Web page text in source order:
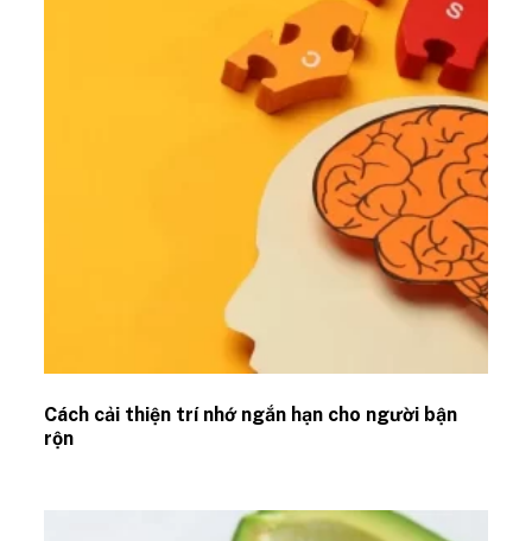
Cách cải thiện trí nhớ ngắn hạn cho người bận
rộn